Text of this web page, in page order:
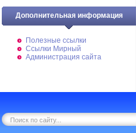
Дополнительная информация
Полезные ссылки
Ссылки Мирный
Администрация сайта